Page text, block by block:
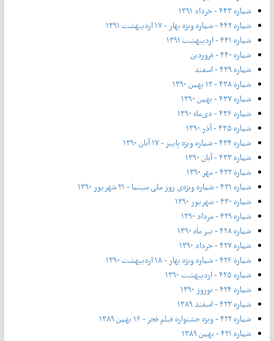
شماره ۴۴۳ - خرداد ۱۳۹۱
شماره ۴۴۲ - شماره ویژه بهار - ۱۷ اردیبهشت ۱۳۹۱
شماره ۴۴۱ - اردیبهشت ۱۳۹۱
شماره ۴۴۰ - فروردین
شماره ۴۳۹ - اسفند
شماره ۴۳۸ - ۱۲ بهمن ۱۳۹۰
شماره ۴۳۷ - بهمن ۱۳۹۰
شماره ۴۳۶ - دی‌ماه ۱۳۹۰
شماره ۴۳۵ - آذر ۱۳۹۰
شماره ۴۳۴ - شماره ویژه پاییز - ۱۷ آبان ۱۳۹۰
شماره ۴۳۳ - آبان ۱۳۹۰
شماره ۴۳۲ - مهر ۱۳۹۰
شماره ۴۳۱ - شماره ویژه‌ی روز ملی سینما - ۲۱ شهریور ۱۳۹۰
شماره ۴۳۰ - شهریور ۱۳۹۰
شماره ۴۲۹ - مرداد ۱۳۹۰
شماره ۴۲۸ - تیر ماه ۱۳۹۰
شماره ۴۲۷ - خرداد ۱۳۹۰
شماره ۴۲۶ - شماره ویژه بهار - ۱۸ اردیبهشت ۱۳۹۰
شماره ۴۲۵ - اردیبهشت ۱۳۹۰
شماره ۴۲۴ - نوروز ۱۳۹۰
شماره ۴۲۳ - اسفند ۱۳۸۹
شماره ۴۲۲ - ویژه جشنواره فیلم فجر - ۱۶ بهمن ۱۳۸۹
شماره ۴۲۱ - بهمن ۱۳۸۹